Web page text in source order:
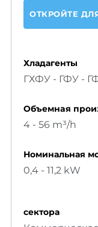
ОТКРОЙТЕ
Хладагенты
ГХФУ - ГФУ -
Объемнaя
4 - 56 m³/h
Номинальная
0,4 - 11,2 kW
сектора